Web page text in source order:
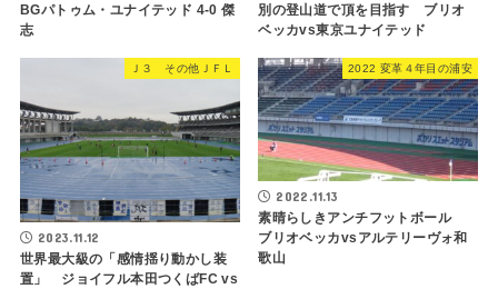
BGパトゥム・ユナイテッド 4-0 傑
志
別の登山道で頂を目指す ブリオ
ベッカvs東京ユナイテッド
Ｊ３ その他ＪＦＬ
2023.11.12
世界最大級の「感情揺り動かし装
置」 ジョイフル本田つくばFC vs
2022 変革４年目の浦安
2022.11.13
素晴らしきアンチフットボール
ブリオベッカvsアルテリーヴォ和
歌山